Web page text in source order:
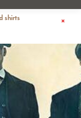
shirts